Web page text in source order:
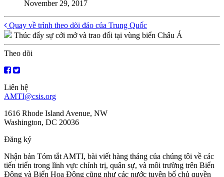
November 29, 2017
Posts
navigation
Quay về trình theo dõi đảo của Trung Quốc
Thúc đẩy sự cởi mở và trao đổi tại vùng biển Châu Á
Theo dõi
Liên hệ
AMTI@csis.org
1616 Rhode Island Avenue, NW
Washington, DC 20036
Đăng ký
Nhận bản Tóm tắt AMTI, bài viết hàng tháng của chúng tôi về các
tiến triển trong lĩnh vực chính trị, quân sự, và môi trường trên Biển
Đông và Biển Hoa Đông cũng như các nước tuyên bố chủ quyền